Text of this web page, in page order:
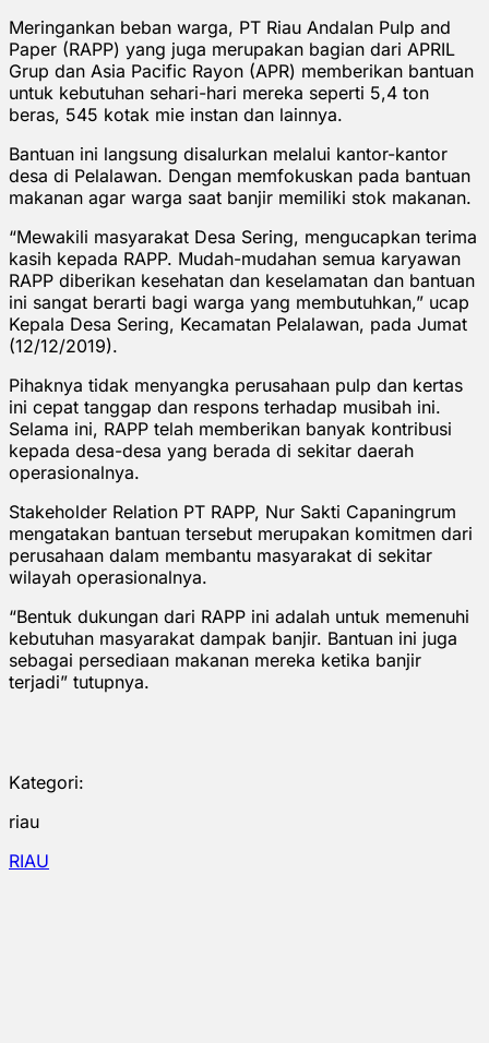
Meringankan beban warga, PT Riau Andalan Pulp and
Paper (RAPP) yang juga merupakan bagian dari APRIL
Grup dan Asia Pacific Rayon (APR) memberikan bantuan
untuk kebutuhan sehari-hari mereka seperti 5,4 ton
beras, 545 kotak mie instan dan lainnya.
Bantuan ini langsung disalurkan melalui kantor-kantor
desa di Pelalawan. Dengan memfokuskan pada bantuan
makanan agar warga saat banjir memiliki stok makanan.
“Mewakili masyarakat Desa Sering, mengucapkan terima
kasih kepada RAPP. Mudah-mudahan semua karyawan
RAPP diberikan kesehatan dan keselamatan dan bantuan
ini sangat berarti bagi warga yang membutuhkan,” ucap
Kepala Desa Sering, Kecamatan Pelalawan, pada Jumat
(12/12/2019).
Pihaknya tidak menyangka perusahaan pulp dan kertas
ini cepat tanggap dan respons terhadap musibah ini.
Selama ini, RAPP telah memberikan banyak kontribusi
kepada desa-desa yang berada di sekitar daerah
operasionalnya.
Stakeholder Relation PT RAPP, Nur Sakti Capaningrum
mengatakan bantuan tersebut merupakan komitmen dari
perusahaan dalam membantu masyarakat di sekitar
wilayah operasionalnya.
“Bentuk dukungan dari RAPP ini adalah untuk memenuhi
kebutuhan masyarakat dampak banjir. Bantuan ini juga
sebagai persediaan makanan mereka ketika banjir
terjadi” tutupnya.
Kategori:
riau
RIAU